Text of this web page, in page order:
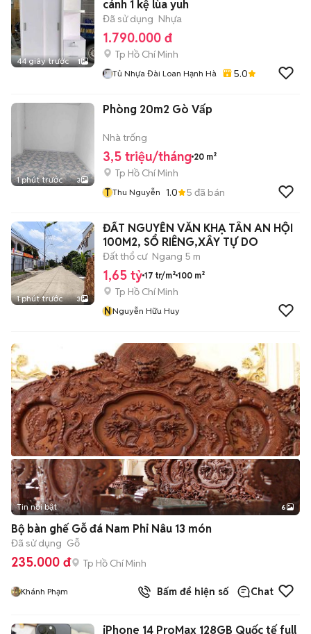
44 giây trước 1
cánh 1 kệ lùa yuh
Đã sử dụng Nhựa
1.790.000 đ
Tp Hồ Chí Minh
Tủ Nhựa Đài Loan Hạnh Hà 5.0
1 phút trước 3
Phòng 20m2 Gò Vấp
Nhà trống
3,5 triệu/tháng 20 m²
Tp Hồ Chí Minh
T Thu Nguyễn 1.0 5 đã bán
1 phút trước 3
ĐẤT NGUYỄN VĂN KHẠ TÂN AN HỘI
100M2, SỔ RIÊNG,XÂY TỰ DO
Đất thổ cư Ngang 5 m
1,65 tỷ 17 tr/m² 100 m²
Tp Hồ Chí Minh
NNguyễn Hữu Huy
+2
Tin nổi bật 6
Bộ bàn ghế Gỗ đá Nam Phi Nâu 13 món
Đã sử dụng Gỗ
235.000 đ Tp Hồ Chí Minh
Khánh Phạm Bấm để hiện số Chat
iPhone 14 ProMax 128GB Quốc tế full